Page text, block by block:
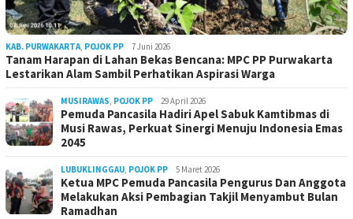
KAB. PURWAKARTA POJOK PP 7 Juni 2026
Tanam Harapan di Lahan Bekas Bencana: MPC PP Purwakarta
Lestarikan Alam Sambil Perhatikan Aspirasi Warga
MUSIRAWAS POJOK PP 29 April 2026
Pemuda Pancasila Hadiri Apel Sabuk Kamtibmas di
Musi Rawas, Perkuat Sinergi Menuju Indonesia Emas
2045
LUBUKLINGGAU POJOK PP 5 Maret 2026
Ketua MPC Pemuda Pancasila Pengurus Dan Anggota
Melakukan Aksi Pembagian Takjil Menyambut Bulan
Ramadhan